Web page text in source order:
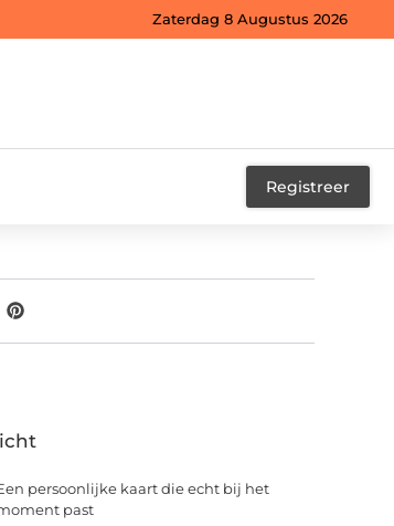
Zaterdag 8 Augustus 2026
Registreer
persoonlijke kaart die echt bij het
past